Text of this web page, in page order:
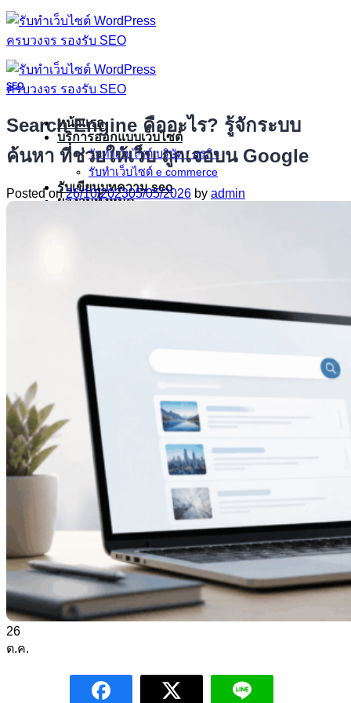
ข้าม
ไป
เนื้อหา
หน้าแรก
บริการออกแบบเว็บไซต์
รับทําเว็บไซต์ บริษัท / ธุรกิจ
รับทําเว็บไซต์ e commerce
รับเขียนบทความ seo
ผลงานทั้งหมด
เกี่ยวกับเรา
SEO
Search Engine คืออะไร? รู้จักระบบ
ค้นหา ที่ช่วยให้เว็บ ถูกเจอบน Google
Posted on26/10/202305/05/2026 by admin
26
ต.ค.